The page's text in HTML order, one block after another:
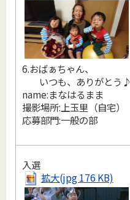
6.おばぁちゃん、
いつも、ありがとう♪
name:まなはるまま
撮影場所:上玉里（自宅）
応募部門:一般の部
入選
拡大(jpg 176 KB)